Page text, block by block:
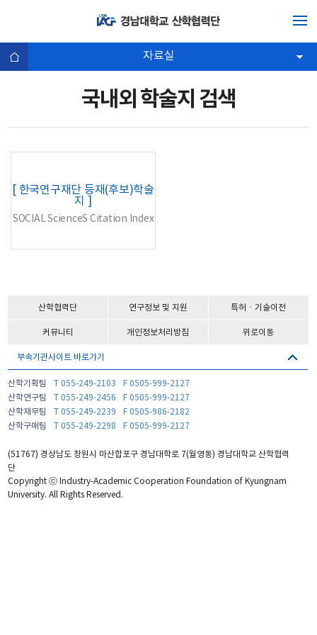
자료실
국내외 학술지 검색
[ 한국연구재단 등재(후보)학술
지 ]
SOCIAL ScienceS Citation Index
산학협력단 연구정보 및 지원 특허ㆍ기술이전
커뮤니티 개인정보처리방침 위로이동
부속기관사이트 바로가기
산학기획팀 T 055-249-2103
F 0505-999-2127
산학연구팀
T 055-249-2456
F 0505-999-2127
산학재무팀
T 055-249-2239
F 0505-986-2182
산학구매팀
T 055-249-2298 F 0505-999-2127
(51767) 경상남도 창원시 마산합포구 경남대학로 7(월영동) 경남대학교 산학협력
단
Copyright ⓒ Industry-Academic Cooperation Foundation of Kyungnam
University. All Rights Reserved.